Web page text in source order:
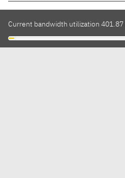
Current bandwidth utilization 401.87